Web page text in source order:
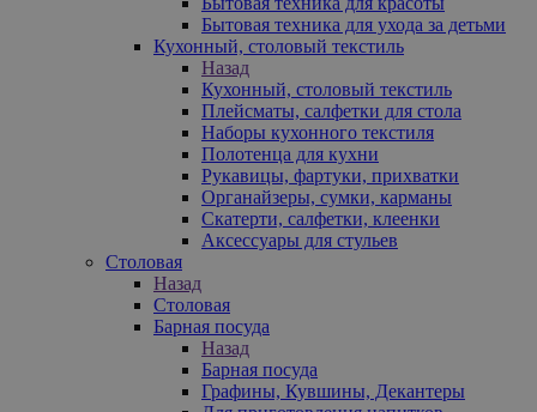
Бытовая техника для ухода за детьми
Кухонный, столовый текстиль
Назад
Кухонный, столовый текстиль
Плейсматы, салфетки для стола
Наборы кухонного текстиля
Полотенца для кухни
Рукавицы, фартуки, прихватки
Органайзеры, сумки, карманы
Скатерти, салфетки, клеенки
Аксессуары для стульев
Столовая
Назад
Столовая
Барная посуда
Назад
Барная посуда
Графины, Кувшины, Декантеры